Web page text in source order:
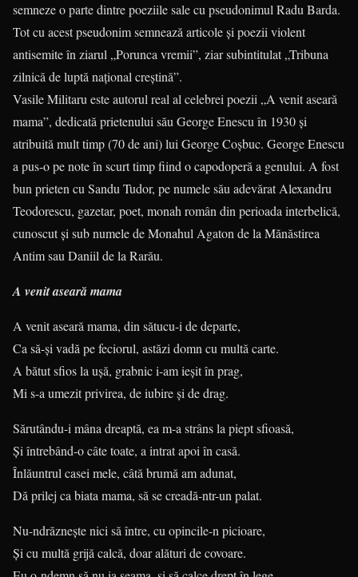
semneze o parte dintre poeziile sale cu pseudonimul Radu Barda.
Tot cu acest pseudonim semnează articole și poezii violent
antisemite în ziarul „Porunca vremii”, ziar subintitulat „Tribuna
zilnică de luptă național creștină”.
Vasile Militaru este autorul real al celebrei poezii „A venit aseară
mama”, dedicată prietenului său George Enescu în 1930 și
atribuită mult timp (70 de ani) lui George Coșbuc. George Enescu
a pus-o pe note în scurt timp fiind o capodoperă a genului. A fost
bun prieten cu Sandu Tudor, pe numele său adevărat Alexandru
Teodorescu, gazetar, poet, monah român din perioada interbelică,
cunoscut și sub numele de Monahul Agaton de la Mănăstirea
Antim sau Daniil de la Rarău.
A venit aseară mama
A venit aseară mama, din sătucu-i de departe,
Ca să-şi vadă pe feciorul, astăzi domn cu multă carte.
A bătut sfios la uşă, grabnic i-am ieşit în prag,
Mi s-a umezit privirea, de iubire şi de drag.
Sărutându-i mâna dreaptă, ea m-a strâns la piept sfioasă,
Şi întrebând-o câte toate, a intrat apoi în casă.
Înlăuntrul casei mele, câtă brumă am adunat,
Dă prilej ca biata mama, să se creadă-ntr-un palat.
Nu-ndrăzneşte nici să între, cu opincile-n picioare,
Şi cu multă grijă calcă, doar alături de covoare.